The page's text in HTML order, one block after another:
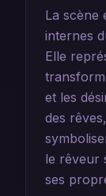
La scène
internes
Elle
et les
des
le rêveur
ses